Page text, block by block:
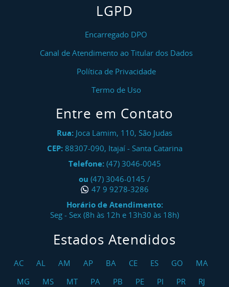
LGPD
Encarregado DPO
Canal de Atendimento ao Titular dos Dados
Política de Privacidade
Termo de Uso
Entre em Contato
Rua: Joca Lamim, 110, São Judas
CEP: 88307-090, Itajaí- Santa Catarina
Telefone: (47) 3046-0045
ou (47) 3046-0145 /
47 9 9278-3286
Horário de Atendimento:
Seg - Sex (8h às 12h e 13h30 às 18h)
Estados Atendidos
AC AL AM AP BA CE ES GO
MA
MG
MS MT PA PB PE PI PR
RJ